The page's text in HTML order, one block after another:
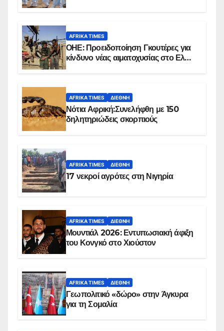
AFRIKA TIMES
ΟΗΕ: Προειδοποίηση Γκουτέρες για
κίνδυνο νέας αιματοχυσίας στο Ελ
AFRIKA TIMES ΔΙΕΘΝΉ
Νότια Αφρική:Συνελήφθη με 150
δηλητηριώδεις σκορπιούς
AFRIKA TIMES ΔΙΕΘΝΉ
17 νεκροί αγρότες στη Νιγηρία
AFRIKA TIMES ΔΙΕΘΝΉ
Μουντιάλ 2026: Εντυπωσιακή άφιξη
του Κονγκό στο Χιούστον
AFRIKA TIMES ΔΙΕΘΝΉ
Γεωπολιτικό «δώρο» στην Άγκυρα
για τη Σομαλία